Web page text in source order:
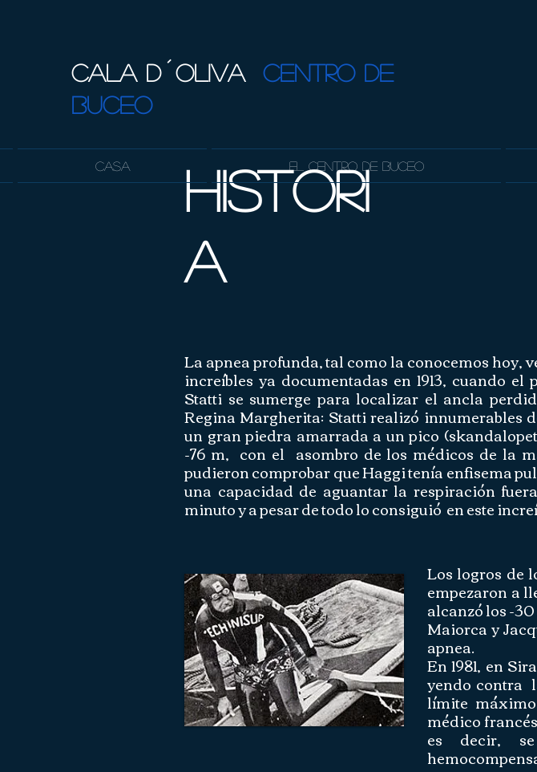
Histori
a
La apnea profunda, tal como la conocemos hoy,
increíbles ya documentadas en 1913, cuando
Statti se sumerge para localizar el ancla
Regina Margherita: Statti realizó innumerables
un gran piedra amarrada a un pico
-76 m, con el asombro de los médicos de la
pudieron comprobar que Haggi tenía enfisema
una capacidad de aguantar la respiración
minuto y a pesar de todo lo consiguió en este
Los logros de
empezaron a
alcanzó los -
Maiorca y
apnea.
En 1981, en
yendo contra
límite
médico
es decir,
Casa El Centro de Buceo
CALA D´OLIVA
CENTRO DE
BUCEO